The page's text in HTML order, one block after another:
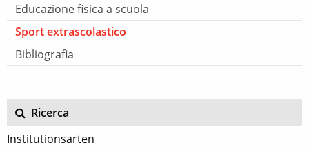
Educazione fisica a scuola
Sport extrascolastico
Bibliografia
Ricerca
Institutionsarten